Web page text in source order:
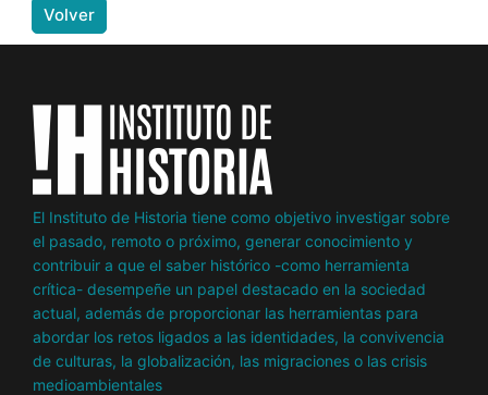
Volver
El Instituto de Historia tiene como objetivo investigar sobre
el pasado, remoto o próximo, generar conocimiento y
contribuir a que el saber histórico -como herramienta
crítica- desempeñe un papel destacado en la sociedad
actual, además de proporcionar las herramientas para
abordar los retos ligados a las identidades, la convivencia
de culturas, la globalización, las migraciones o las crisis
medioambientales